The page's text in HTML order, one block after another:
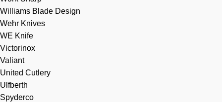
Williams Blade Design
Wehr Knives
WE Knife
Victorinox
Valiant
United Cutlery
Ulfberth
Spyderco